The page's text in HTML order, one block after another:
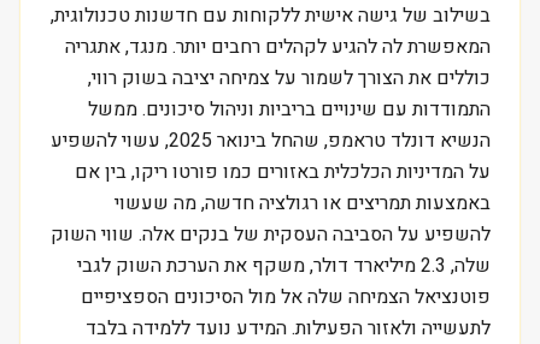
בשילוב של גישה אישית ללקוחות עם חדשנות טכנולוגית,
המאפשרת לה להגיע לקהלים רחבים יותר. מנגד, אתגריה
כוללים את הצורך לשמור על צמיחה יציבה בשוק רווי,
התמודדות עם שינויים בריביות וניהול סיכונים. ממשל
הנשיא דונלד טראמפ, שהחל בינואר 2025, עשוי להשפיע
על המדיניות הכלכלית באזורים כמו פורטו ריקו, בין אם
באמצעות תמריצים או רגולציה חדשה, מה שעשוי
להשפיע על הסביבה העסקית של בנקים אלה. שווי השוק
שלה, 2.3 מיליארד דולר, משקף את הערכת השוק לגבי
פוטנציאל הצמיחה שלה אל מול הסיכונים הספציפיים
לתעשייה ולאזור הפעילות. המידע נועד ללמידה בלבד